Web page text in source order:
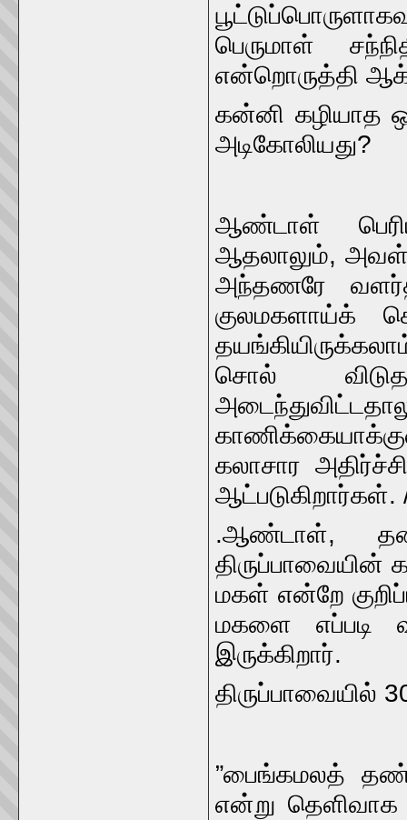
பெருமாள்
என்றொருத்தி
கன்னி கழியாத
அடிகோலியது?
ஆண்டாள்
ஆதலாலும், அவள்
அந்தணரே
குலமகளாய்க்
சொல்
கலாசார
ஆட்படுகிறார்கள்.
.ஆண்டாள்,
திருப்பாவையின்
மகள் என்றே
மகளை எப்படி
இருக்கிறார்.
திருப்பாவையில்
”பைங்கமலத்
என்று தெளிவாக